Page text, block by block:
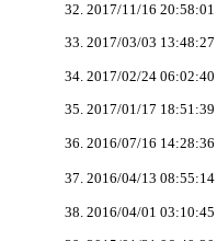
2017/11/16 20:58:01
2017/03/03 13:48:27
2017/02/24 06:02:40
2017/01/17 18:51:39
2016/07/16 14:28:36
2016/04/13 08:55:14
2016/04/01 03:10:45